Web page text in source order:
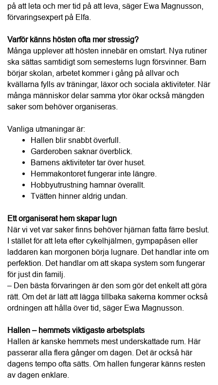
Många upplever att hösten innebär en omstart. Nya rutiner
ska sättas samtidigt som semesterns lugn försvinner. Barn
kvällarna fylls av träningar, läxor och sociala aktiviteter. När
många människor delar samma ytor ökar också mängden
saker som behöver organiseras.
Vanliga utmaningar är:
Hallen blir snabbt överfull.
Garderoben saknar överblick.
Hemmakontoret fungerar inte längre.
Hobbyutrustning hamnar överallt.
Tvätten hinner aldrig undan.
Ett organiserat hem skapar lugn
När vi vet var saker finns behöver hjärnan fatta färre beslut.
I stället för att leta efter cykelhjälmen, gympapåsen eller
perfektion. Det handlar om att skapa system som fungerar
för just din familj.
– Den bästa förvaringen är den som gör det enkelt att göra
rätt. Om det är lätt att lägga tillbaka sakerna kommer också
ordningen att hålla över tid, säger Ewa Magnusson.
Hallen – hemmets viktigaste arbetsplats
Hallen är kanske hemmets mest underskattade rum. Här
passerar alla flera gånger om dagen. Det är också här
av dagen enklare.